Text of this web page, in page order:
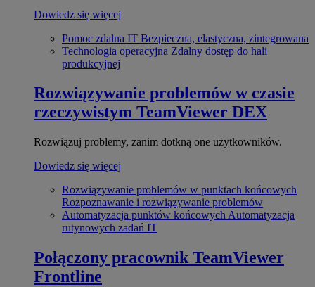
Dowiedz się więcej
Pomoc zdalna IT Bezpieczna, elastyczna, zintegrowana
Technologia operacyjna Zdalny dostęp do hali
produkcyjnej
Rozwiązywanie problemów w czasie
rzeczywistym TeamViewer DEX
Rozwiązuj problemy, zanim dotkną one użytkowników.
Dowiedz się więcej
Rozwiązywanie problemów w punktach końcowych
Rozpoznawanie i rozwiązywanie problemów
Automatyzacja punktów końcowych Automatyzacja
rutynowych zadań IT
Połączony pracownik TeamViewer
Frontline